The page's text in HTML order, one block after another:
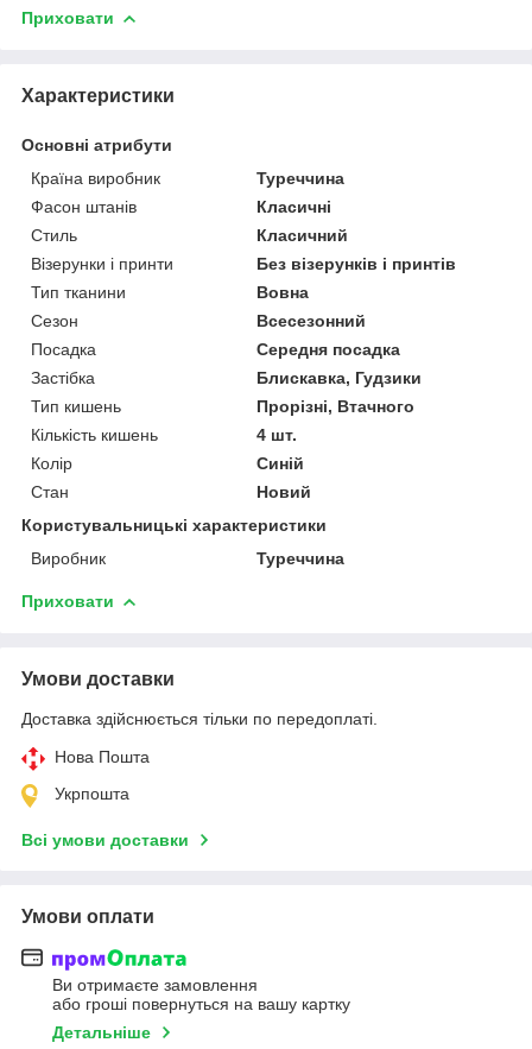
Приховати
Характеристики
Основні атрибути
Країна виробник
Туреччина
Фасон штанів
Класичні
Стиль
Класичний
Візерунки і принти
Без візерунків і принтів
Тип тканини
Вовна
Сезон
Всесезонний
Посадка
Середня посадка
Застібка
Блискавка, Гудзики
Тип кишень
Прорізні, Втачного
Кількість кишень
4 шт.
Колір
Синій
Стан
Новий
Користувальницькі характеристики
Виробник
Туреччина
Приховати
Умови доставки
Доставка здійснюється тільки по передоплаті.
Нова Пошта
Укрпошта
Всі умови доставки
Умови оплати
Ви отримаєте замовлення
або гроші повернуться на вашу картку
Детальніше